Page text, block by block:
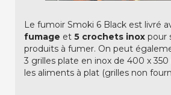
Le fumoir Smoki 6 Black est livré
fumage et 5 crochets inox pour
produits à fumer. On peut
3 grilles plate en inox de 400 x
les aliments à plat (grilles non